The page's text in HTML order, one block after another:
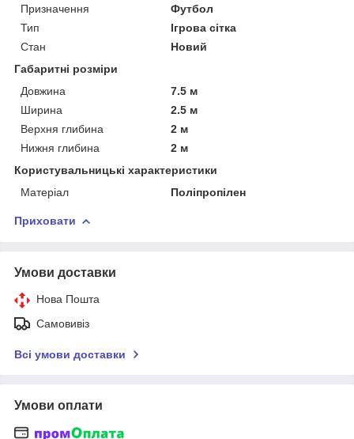
Призначення
Футбол
Тип
Ігрова сітка
Стан
Новий
Габаритні розміри
Довжина
7.5 м
Ширина
2.5 м
Верхня глибина
2 м
Нижня глибина
2 м
Користувальницькі характеристики
Матеріал
Поліпропілен
Приховати
Умови доставки
Нова Пошта
Самовивіз
Всі умови доставки
Умови оплати